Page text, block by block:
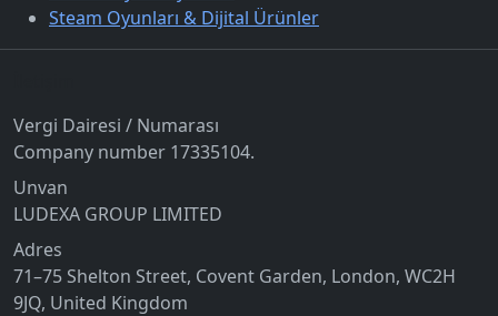
Steam Oyunları & Dijital Ürünler
Vergi Dairesi / Numarası
Company number 17335104.
Unvan
LUDEXA GROUP LIMITED
Adres
71–75 Shelton Street, Covent Garden, London, WC2H
9JQ, United Kingdom